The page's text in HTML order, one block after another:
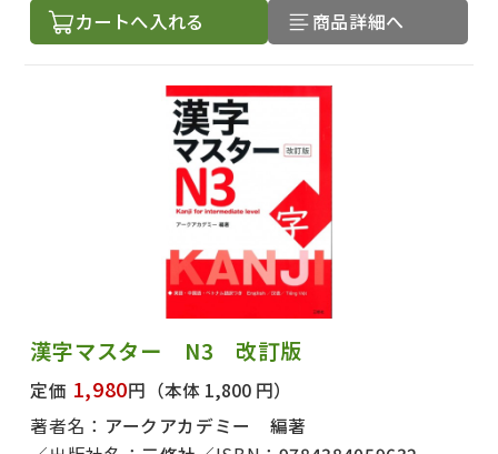
カートへ入れる 商品詳細へ
漢字マスター N3 改訂版
定価 1,980円 （本体 1,800 円）
著者名： アークアカデミー 編著